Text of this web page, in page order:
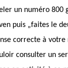
un numéro
puis „faites le
correcte à votre
consulter un